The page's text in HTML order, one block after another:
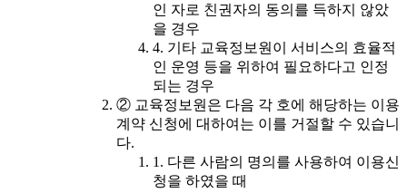
인 자로 친권자의 동의를 득하지 않았
을 경우
4. 기타 교육정보원이 서비스의 효율적
인 운영 등을 위하여 필요하다고 인정
되는 경우
② 교육정보원은 다음 각 호에 해당하는 이용
계약 신청에 대하여는 이를 거절할 수 있습니
다.
1. 다른 사람의 명의를 사용하여 이용신
청을 하였을 때